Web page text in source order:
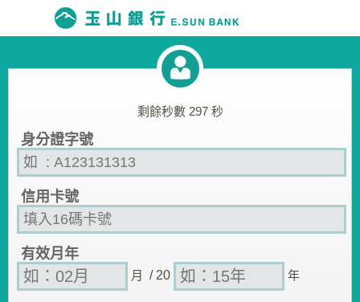
剩餘秒數 297秒
身分證字號
信用卡號
有效月年
月 / 20 年